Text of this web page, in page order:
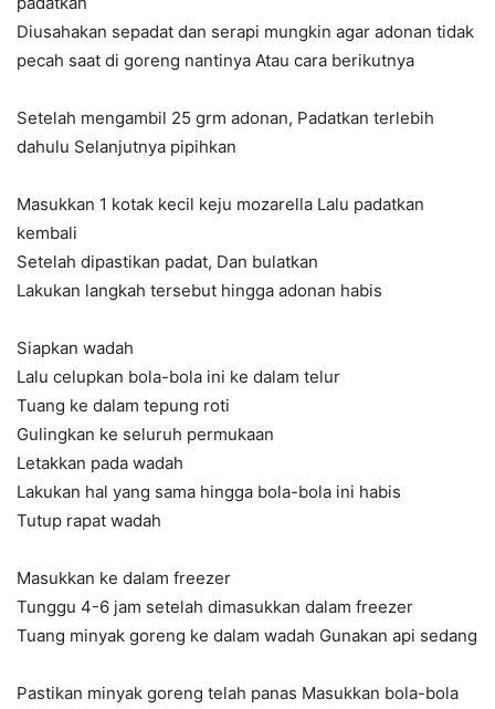
Diusahakan sepadat dan serapi mungkin agar adonan tidak
pecah saat di goreng nantinya Atau cara berikutnya
Setelah mengambil 25 grm adonan, Padatkan terlebih
dahulu Selanjutnya pipihkan
Masukkan 1 kotak kecil keju mozarella Lalu padatkan
kembali
Setelah dipastikan padat, Dan bulatkan
Lakukan langkah tersebut hingga adonan habis
Siapkan wadah
Lalu celupkan bola-bola ini ke dalam telur
Tuang ke dalam tepung roti
Gulingkan ke seluruh permukaan
Letakkan pada wadah
Lakukan hal yang sama hingga bola-bola ini habis
Tutup rapat wadah
Masukkan ke dalam freezer
Tunggu 4-6 jam setelah dimasukkan dalam freezer
Tuang minyak goreng ke dalam wadah Gunakan api sedang
Pastikan minyak goreng telah panas Masukkan bola-bola